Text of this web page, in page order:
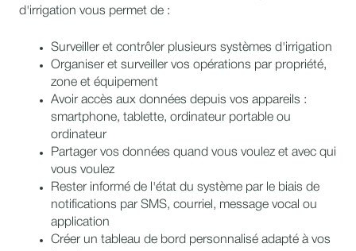
d'irrigation vous permet de :
Surveiller et contrôler plusieurs systèmes d'irrigation
Organiser et surveiller vos opérations par propriété,
zone et équipement
Avoir accès aux données depuis vos appareils :
smartphone, tablette, ordinateur portable ou
ordinateur
Partager vos données quand vous voulez et avec qui
vous voulez
Rester informé de l'état du système par le biais de
notifications par SMS, courriel, message vocal ou
application
Créer un tableau de bord personnalisé adapté à vos